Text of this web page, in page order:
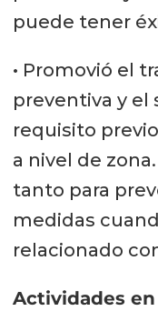
puede tener
• Promovió el
preventiva y el
requisito
a nivel de
tanto para
medidas
relacionado
Actividades